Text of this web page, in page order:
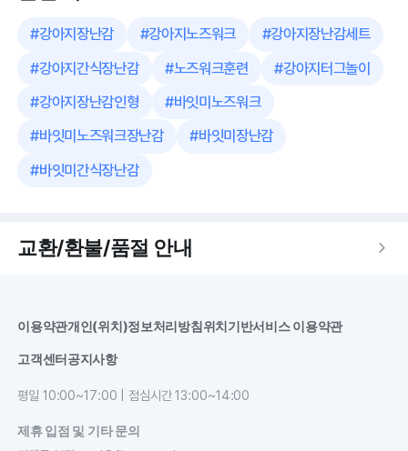
#강아지장난감 #강아지노즈워크 #강아지장난감세트
#강아지간식장난감 #노즈워크훈련 #강아지터그놀이
#강아지장난감인형 #바잇미노즈워크
#바잇미노즈워크장난감 #바잇미장난감
#바잇미간식장난감
교환/환불/품절 안내
이용약관개인(위치)정보처리방침 위치기반서비스 이용약관
고객센터공지사항
평일 10:00~17:00 | 점심시간 13:00~14:00
제휴 입점 및 기타 문의